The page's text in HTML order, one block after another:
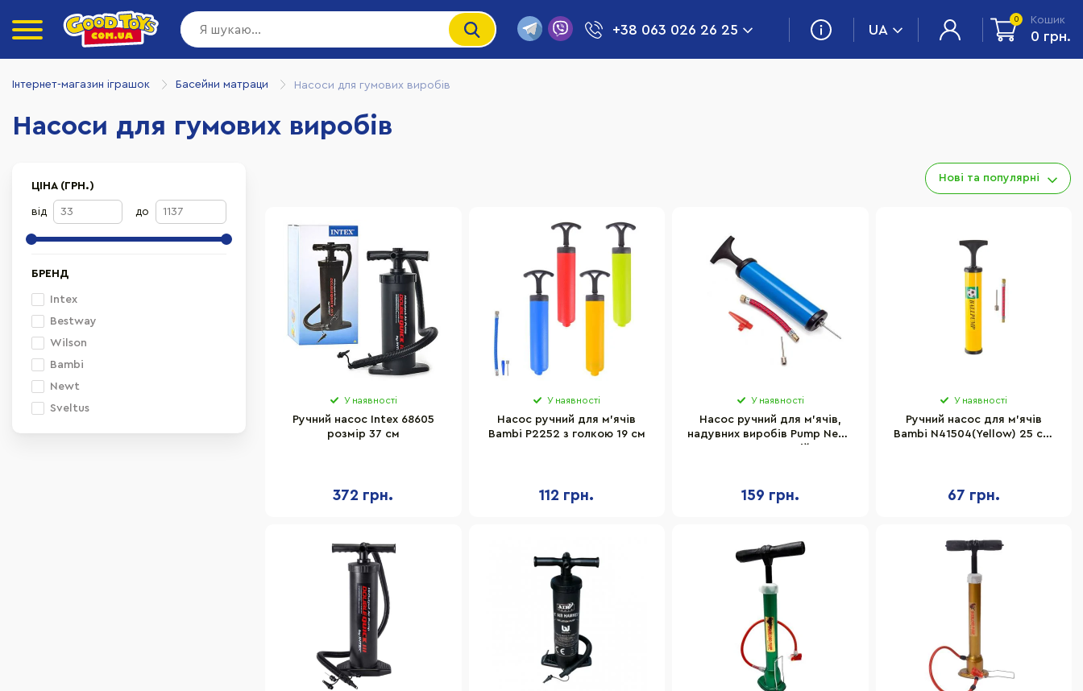
+38 063 026 26 25 UA
0 Кошик
0 грн.
Інтернет-магазин іграшок Басейни матраци Насоси для гумових виробів
Насоси для гумових виробів
ЦІНА (ГРН.)
від до
БРЕНД
Intex
Bestway
Wilson
Bambi
Newt
Sveltus
Нові та популярні
У наявності
Ручний насос Intex 68605
розмір 37 см
372 грн.
У наявності
Насос ручний для м'ячів
Bambi P2252 з голкою 19 см
112 грн.
У наявності
Насос ручний для м'ячів,
надувних виробів Pump Newt
159 грн.
У наявності
Ручний насос для м'ячів
Bambi N41504(Yellow) 25 см,
67 грн.